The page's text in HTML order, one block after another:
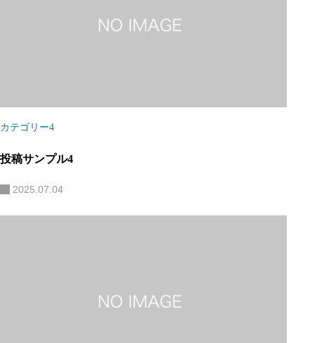
カテゴリー4
投稿サンプル4
2025.07.04